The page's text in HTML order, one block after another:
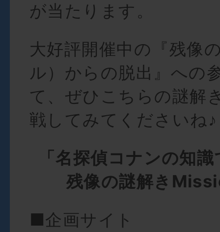
が当たります。
大好評開催中の『残像
ル）からの脱出』への
て、ぜひこちらの謎解
戦してみてくださいね♪
「名探偵コナンの知
残像の謎解き
■企画サイト